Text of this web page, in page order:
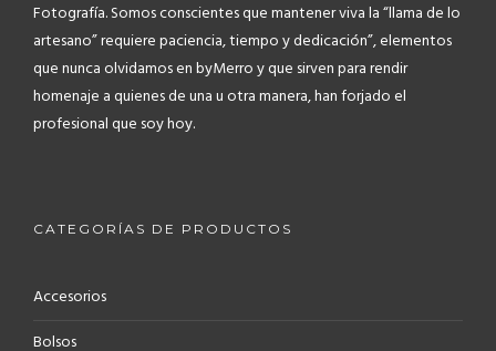
Fotografía.Somos conscientes que mantener viva la “llama de lo
artesano” requiere paciencia, tiempo y dedicación”, elementos
que nunca olvidamos en byMerro y que sirven para rendir
homenaje a quienes de una u otra manera, han forjado el
profesional que soy hoy.
CATEGORÍAS DE PRODUCTOS
Accesorios
Bolsos